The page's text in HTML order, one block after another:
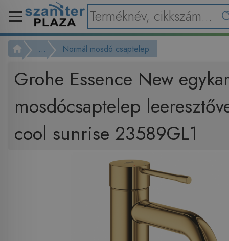
... Normál mosdó csaptelep
Grohe Essence New
mosdócsaptelep
cool sunrise 23589GL1